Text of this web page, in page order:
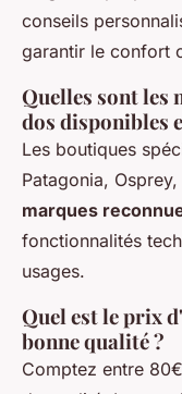
conseils
garantir le confort
Quelles sont les
dos disponibles
Les boutiques
Patagonia,
marques
fonctionnalités
usages.
Quel est le prix
bonne qualité ?
Comptez entre